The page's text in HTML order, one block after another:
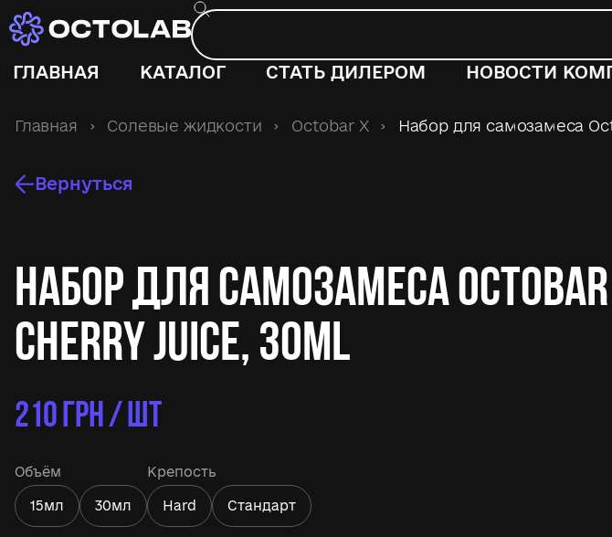
ГЛАВНАЯ КАТАЛОГ СТАТЬ ДИЛЕРОМ НОВОСТИ
Главная › Солевые жидкости › Octobar X › Набор для самозамеса
Вернуться
Набор для самозамеса
Cherry Juice, 30ml
210ГРН / ШТ
Объём
15мл 30мл
Крепость
Hard Стандарт